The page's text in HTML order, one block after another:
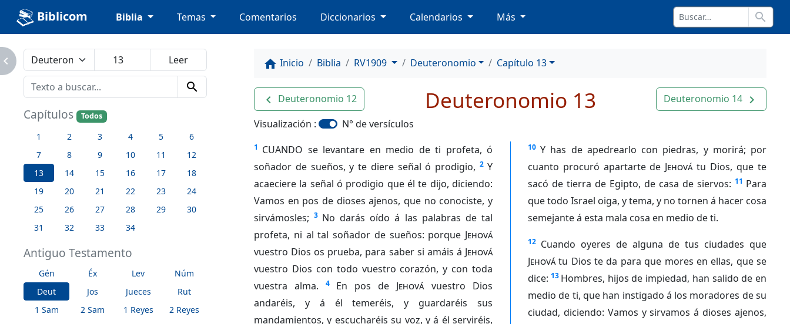
Biblicom Biblia Temas Comentarios Diccionarios Calendarios Más search
search
Capítulos Todos
1 2 3 4 5
6
7
8 9 10 11
12
13
14 15 16 17
18
19
20 21 22 23
24
25
26 27 28 29
30
31
32 33 34
Antiguo Testamento
Gén Éx Lev
Núm
Deut
Jos Jueces
Rut
1 Sam
2 Sam 1 Reyes
2 Reyes
home Inicio Biblia RV1909 Deuteronomio Capítulo 13
navigate_before Deuteronomio 12 Deuteronomio 14 navigate_next
Deuteronomio 13
Visualización : N° de versículos
1 CUANDO se levantare en medio de ti profeta, ó
soñador de sueños, y te diere señal ó prodigio, 2 Y
acaeciere la señal ó prodigio que él te dijo, diciendo:
Vamos en pos de dioses ajenos, que no conociste, y
sirvámosles; 3 No darás oído á las palabras de tal
profeta, ni al tal soñador de sueños: porque Jehová
vuestro Dios os prueba, para saber si amáis á Jehová
vuestro Dios con todo vuestro corazón, y con toda
vuestra alma.
4 En pos de Jehovávuestro Dios
andaréis, y á él temeréis, y guardaréis sus
mandamientos, y escucharéis su voz, y á él serviréis,
10 Y has de apedrearlo con piedras, y morirá; por
cuanto procuró apartarte de Jehovátu Dios, que te
sacó de tierra de Egipto, de casa de siervos: 11 Para
que todo Israel oiga, y tema, y no tornen á hacer cosa
semejante á esta mala cosa en medio de ti.
12 Cuando oyeres de alguna de tus ciudades que
Jehovátu Dios te da para que mores en ellas, que se
dice: 13 Hombres, hijos de impiedad, han salido de en
medio de ti, que han instigado á los moradores de su
ciudad, diciendo: Vamos y sirvamos á dioses ajenos,